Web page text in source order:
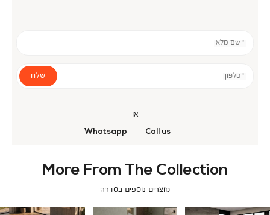
* שם מלא
* טלפון שלח
או
Call us
Whatsapp
More From The Collection
מוצרים נוספים בסדרה